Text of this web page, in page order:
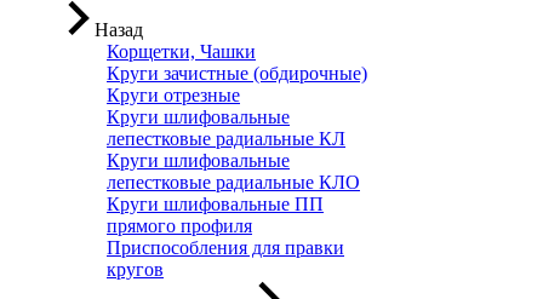
Назад
Корщетки, Чашки
Круги зачистные (обдирочные)
Круги отрезные
Круги шлифовальные
лепестковые радиальные КЛ
Круги шлифовальные
лепестковые радиальные КЛО
Круги шлифовальные ПП
прямого профиля
Приспособления для правки
кругов